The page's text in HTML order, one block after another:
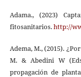
Adama., (2023)
fitosanitarios.http://
Adema, M., (2015).
M. & Abedini W
propagación de